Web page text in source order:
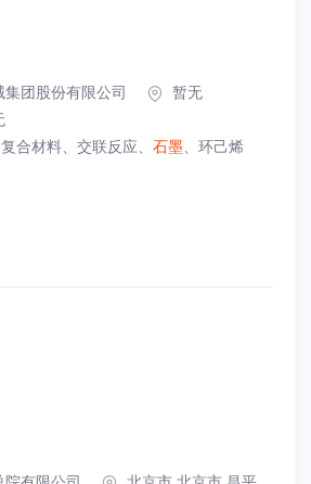
团股份有限公司
暂无
复合材料、 交联反应、 石墨、 环己烯